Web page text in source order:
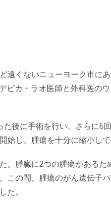
遠くないニューヨーク市に
ビカ・ラオ医師と外科医の
後に手術を行い、さらに6
始し、腫瘍を十分に縮小し
。膵臓に2つの腫瘍がある
この間、腫瘍のがん遺伝子
た。